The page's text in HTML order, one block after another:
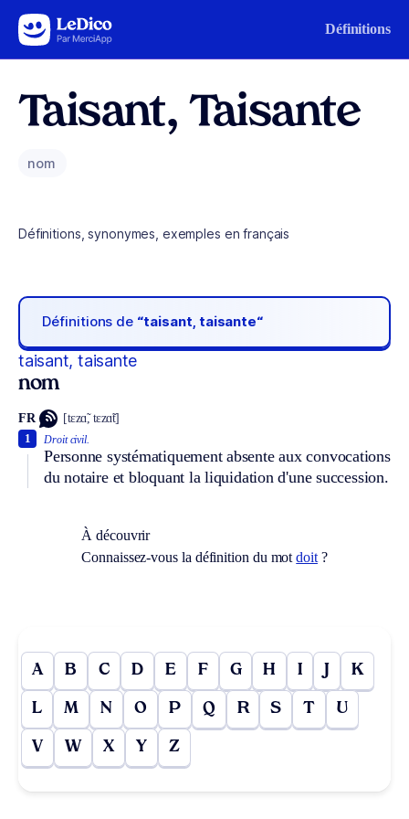
Aller au contenu Définitions
Taisant, Taisante
nom
Définitions, synonymes, exemples en français
Définitions de “taisant, taisante“
taisant, taisante
nom
FR [tɛzɑ̃, tɛzɑ̃t]
Droit civil.
Personne systématiquement absente aux convocations
du notaire et bloquant la liquidation d'une succession.
1
À découvrir
Connaissez-vous la définition du motdoit?
A B C D E F G H I J K
L M N O P Q R S T U
V W X Y Z